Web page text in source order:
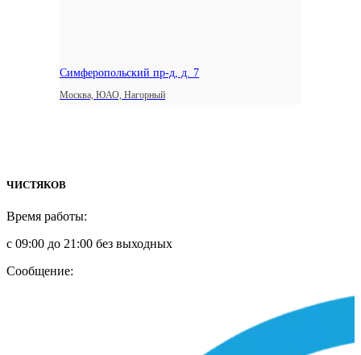
Симферопольский пр-д, д. 7
Москва, ЮАО, Нагорный
ЧИСТЯКОВ
Время работы:
с 09:00 до 21:00 без выходных
Сообщение: